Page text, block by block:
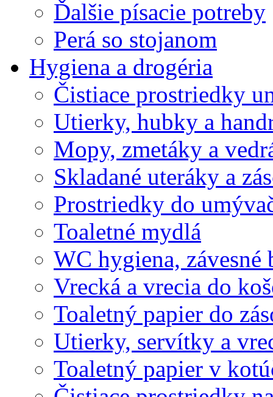
Ďalšie písacie potreby
Perá so stojanom
Hygiena a drogéria
Čistiace prostriedky
Utierky, hubky a
Mopy, zmetáky a
Skladané uteráky a
Prostriedky do
Toaletné mydlá
WC hygiena, závesné
Vrecká a vrecia do
Toaletný papier do
Utierky, servítky a
Toaletný papier v